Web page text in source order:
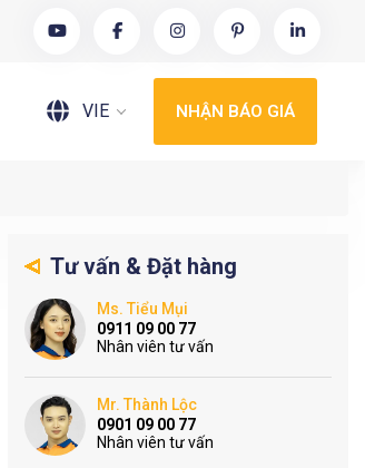
VIE NHẬN BÁO GIÁ
Tư vấn & Đặt hàng
Ms. Tiểu Mụi
0911 09 00 77
Nhân viên tư vấn
Mr. Thành Lộc
0901 09 00 77
Nhân viên tư vấn